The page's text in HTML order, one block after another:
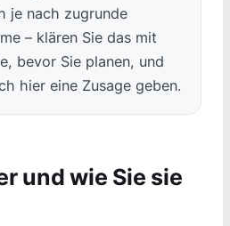
je nach zugrunde
– klären Sie das mit
bevor Sie planen, und
hier eine Zusage geben.
und wie Sie sie